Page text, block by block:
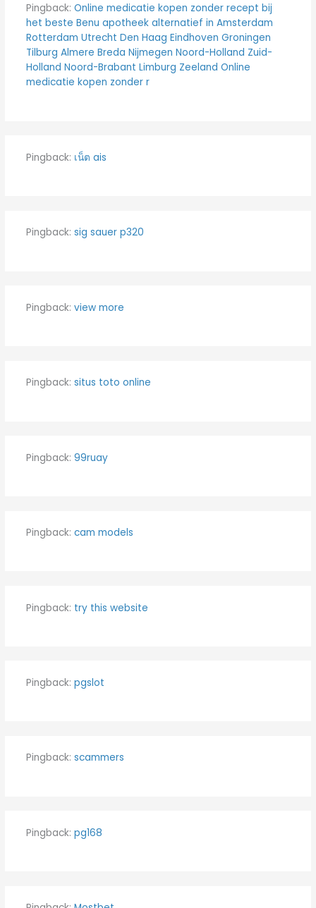
Pingback: Online medicatie kopen zonder recept bij
het beste Benu apotheek alternatief in Amsterdam
Rotterdam Utrecht Den Haag Eindhoven Groningen
Tilburg Almere Breda Nijmegen Noord-Holland Zuid-
Holland Noord-Brabant Limburg Zeeland Online
medicatie kopen zonder r
Pingback: เน็ต ais
Pingback: sig sauer p320
Pingback: view more
Pingback: situs toto online
Pingback: 99ruay
Pingback: cam models
Pingback: try this website
Pingback: pgslot
Pingback: scammers
Pingback: pg168